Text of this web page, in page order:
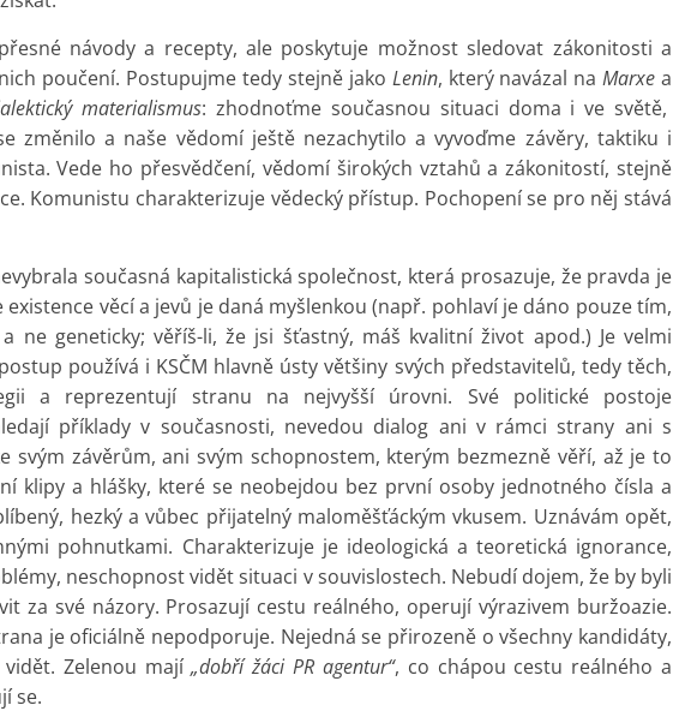
návody a recepty, ale poskytuje možnost sledovat zákonitosti a
poučení. Postupujme tedy stejně jako Lenin, který navázal naMarxe a
materialismus: zhodnoťme současnou situaci doma i ve světě,
změnilo a naše vědomí ještě nezachytilo a vyvoďme závěry, taktiku i
Vede ho přesvědčení, vědomí širokých vztahů a zákonitostí, stejně
Komunistu charakterizuje vědecký přístup. Pochopení se pro něj stává
současná kapitalistická společnost, která prosazuje, že pravda je
věcí a jevů je daná myšlenkou (např. pohlaví je dáno pouze tím,
ne geneticky; věříš-li, že jsi šťastný, máš kvalitní život apod.) Je velmi
používá i KSČM hlavně ústy většiny svých představitelů, tedy těch,
a reprezentují stranu na nejvyšší úrovni. Své politické postoje
příklady v současnosti, nevedou dialog ani v rámci strany ani s
svým závěrům, ani svým schopnostem, kterým bezmezně věří, až je to
klipy a hlášky, které se neobejdou bez první osoby jednotného čísla a
hezký a vůbec přijatelný maloměšťáckým vkusem. Uznávám opět,
pohnutkami. Charakterizuje je ideologická a teoretická ignorance,
neschopnost vidět situaci v souvislostech. Nebudí dojem, že by byli
za své názory. Prosazují cestu reálného, operují výrazivem buržoazie.
je oficiálně nepodporuje. Nejedná se přirozeně o všechny kandidáty,
Zelenou mají„dobří žáci PR agentur“, co chápou cestu reálného a
se.